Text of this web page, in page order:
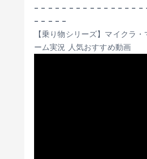
– – – – – – – – – – – – – – –
– – – – –
【乗り物シリーズ】マイクラ
ーム実況 人気おすすめ動画